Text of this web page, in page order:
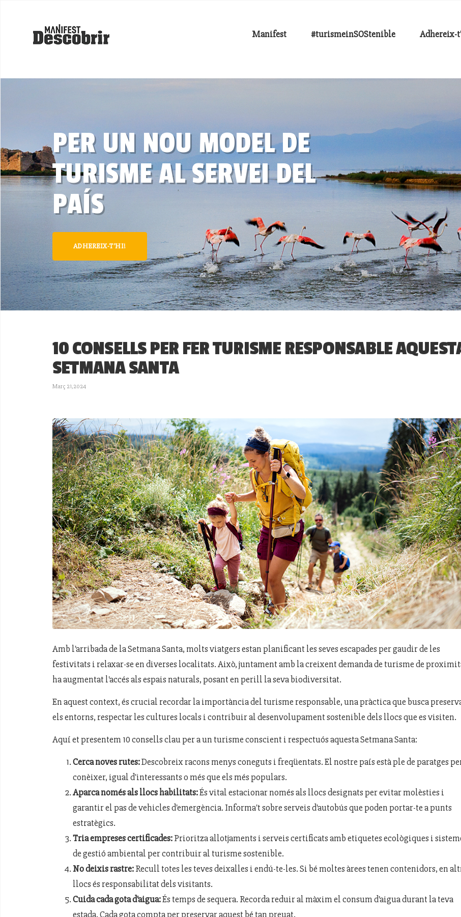
Manifest #turismeinSOStenible Adhereix-
PER UN NOU MODEL DE
TURISME AL SERVEI DEL
PAÍS
ADHEREIX-T’HI!
10 CONSELLS PER FER TURISME RESPONSABLE
SETMANA SANTA
Març 21,2024
Amb l'arribada de la Setmana Santa, molts viatgers estan planificant les seves escapades per gaudir de les
festivitats i relaxar-se en diverses localitats. Això, juntament amb la creixent demanda de turisme de
ha augmentat l'accés als espais naturals, posant en perill la seva biodiversitat.
En aquest context, és crucial recordar la importància del turisme responsable, una pràctica que busca
els entorns, respectar les cultures locals i contribuir al desenvolupament sostenible dels llocs que es visiten.
Aquí et presentem 10 consells clau per a un turisme conscient i respectuós aquesta Setmana Santa:
Cerca noves rutes:Descobreix racons menys coneguts i freqüentats. El nostre país està ple de paratges
conèixer, igual d'interessants o més que els més populars.
Aparca només als llocs habilitats:És vital estacionar només als llocs designats per evitar molèsties i
garantir el pas de vehicles d'emergència. Informa't sobre serveis d'autobús que poden portar-te a punts
estratègics.
Tria empreses certificades:Prioritza allotjaments i serveis certificats amb etiquetes ecològiques i
de gestió ambiental per contribuir al turisme sostenible.
No deixis rastre:Recull totes les teves deixalles i endú-te-les. Si bé moltes àrees tenen contenidors, en
llocs és responsabilitat dels visitants.
Cuida cada gota d'aigua:És temps de sequera. Recorda reduir al màxim el consum d'aigua durant la teva
estada. Cada gota compta per preservar aquest bé tan preuat.